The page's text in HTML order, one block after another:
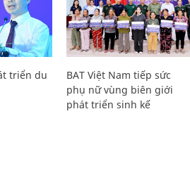
triển du
BAT Việt Nam tiếp sức
phụ nữ vùng biên giới
phát triển sinh kế